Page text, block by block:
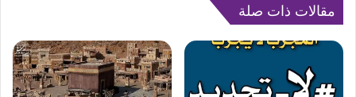
مقالات ذات صلة